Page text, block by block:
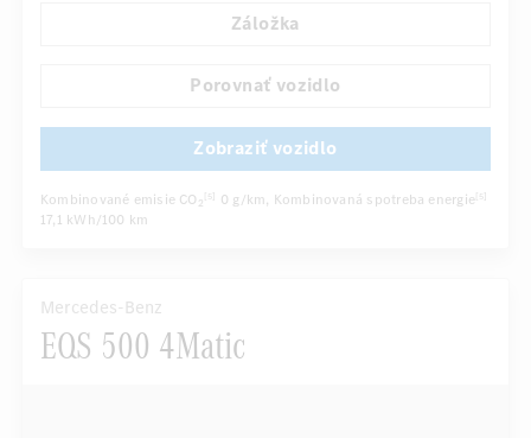
Sedadlo vodiča/spolujazdca elektricky
Záložka
Porovnať vozidlo
Zobraziť vozidlo
Kombinované emisie CO 2 [5] 0 g/km, Kombinovaná spotreba energie [5]
17,1 kWh/100 km
Mercedes-Benz
EQS 500 4Matic